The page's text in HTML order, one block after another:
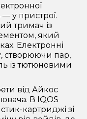
— у пристрої.
тримач із
який
Електронні
створюючи пар,
із тютюновими
від Айкос
В IQOS
картриджі зі